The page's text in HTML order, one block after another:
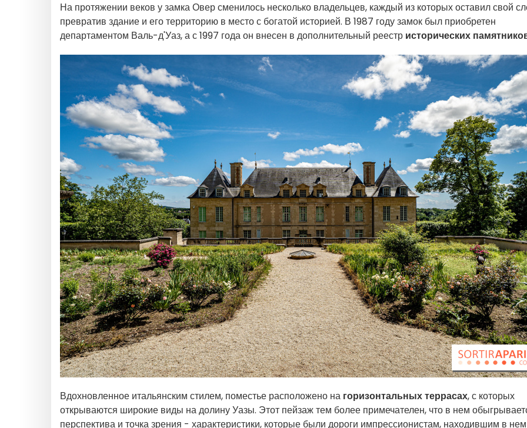
На протяжении веков у замка Овер сменилось несколько владельцев, каждый из которых оставил свой
превратив здание и его территорию в место с богатой историей. В 1987 году замок был приобретен
департаментом Валь-д'Уаз, а с 1997 года он внесен в дополнительный реестр исторических
Вдохновленное итальянским стилем, поместье расположено на горизонтальных террасах, с которых
открываются широкие виды на долину Уазы. Этот пейзаж тем более примечателен, что в нем
перспектива и точка зрения - характеристики, которые были дороги импрессионистам, находившим в нем